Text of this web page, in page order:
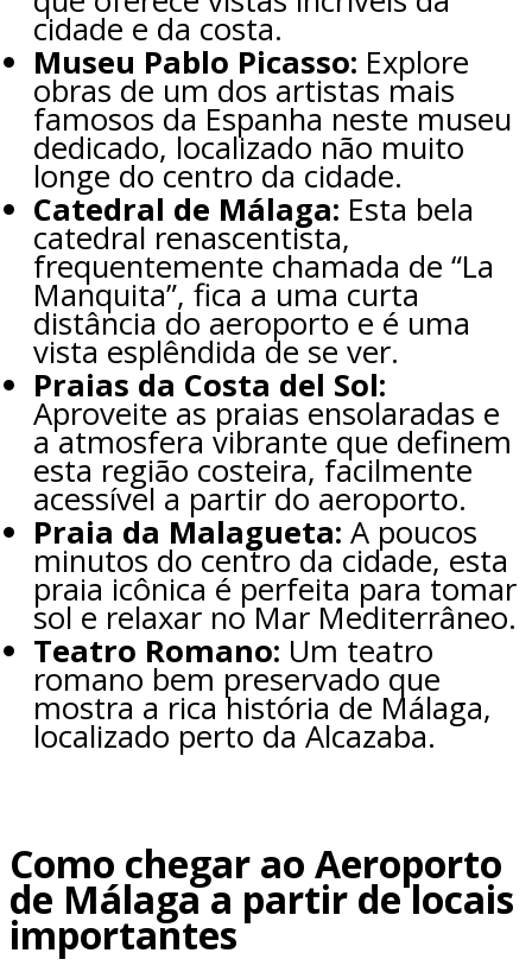
cidade e da costa.
Museu Pablo Picasso: Explore
obras de um dos artistas mais
famosos da Espanha neste museu
dedicado, localizado não muito
longe do centro da cidade.
Catedral de Málaga: Esta bela
catedral renascentista,
frequentemente chamada de “La
Manquita”, fica a uma curta
distância do aeroporto e é uma
vista esplêndida de se ver.
Praias da Costa del Sol:
Aproveite as praias ensolaradas e
a atmosfera vibrante que definem
esta região costeira, facilmente
acessível a partir do aeroporto.
Praia da Malagueta: A poucos
minutos do centro da cidade, esta
praia icônica é perfeita para tomar
sol e relaxar no Mar Mediterrâneo.
Teatro Romano: Um teatro
romano bem preservado que
mostra a rica história de Málaga,
localizado perto da Alcazaba.
Como chegar ao Aeroporto
de Málaga a partir de locais
importantes